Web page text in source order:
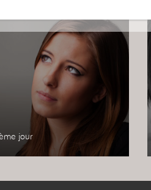
jour